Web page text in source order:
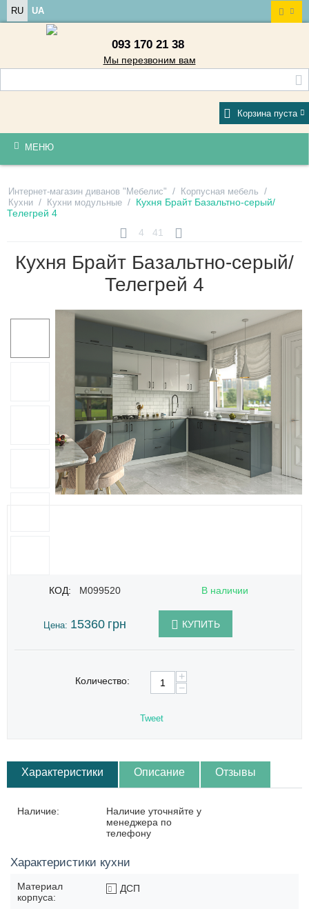
RU UA
093 170 21 38
Мы перезвоним вам
Корзина пуста
МЕНЮ
Интернет-магазин диванов "Мебелис" / Корпусная мебель /
Кухни / Кухни модульные / Кухня Брайт Базальтно-серый/
Телегрей 4
4
41
Кухня Брайт Базальтно-серый/
Телегрей 4
КОД: M099520 В наличии
Цена: 15360 грн КУПИТЬ
Количество:
+
−
Tweet
Характеристики Описание Отзывы
Наличие:
Наличие уточняйте у
менеджера по
телефону
Характеристики кухни
Материал
корпуса:
ДСП